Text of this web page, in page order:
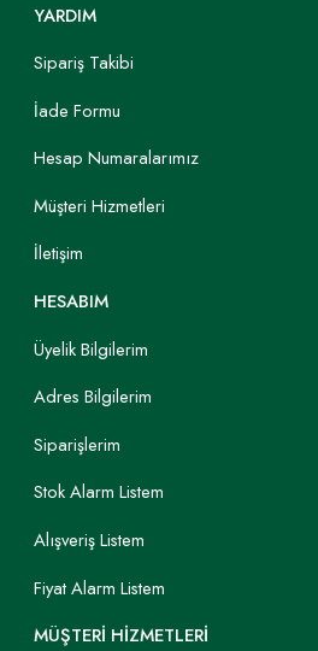
YARDIM
Sipariş Takibi
İade Formu
Hesap Numaralarımız
Müşteri Hizmetleri
İletişim
HESABIM
Üyelik Bilgilerim
Adres Bilgilerim
Siparişlerim
Stok Alarm Listem
Alışveriş Listem
Fiyat Alarm Listem
MÜŞTERİ HİZMETLERİ